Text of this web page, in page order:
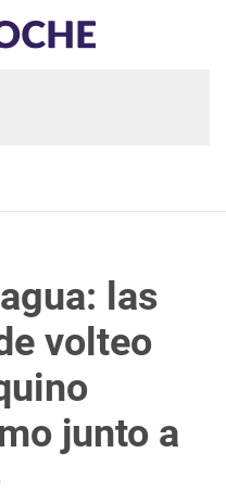
las
volteo
junto a